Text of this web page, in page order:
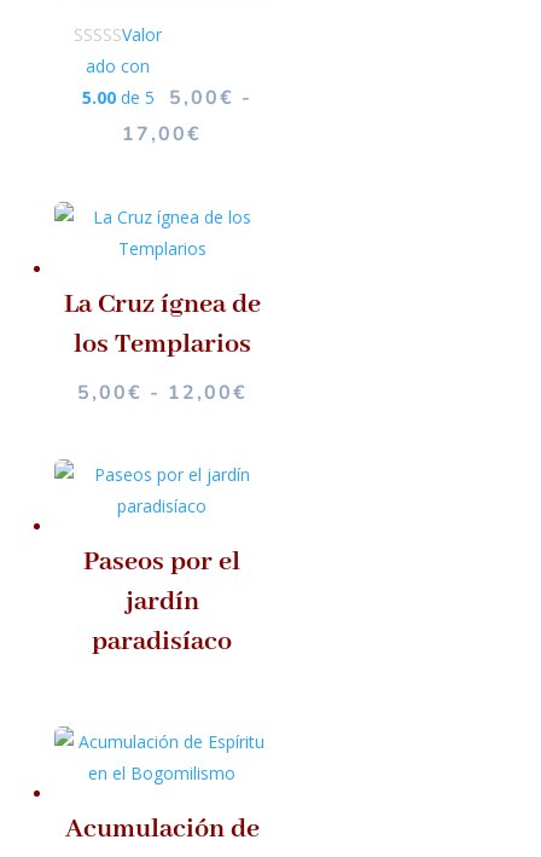
Valor
ado con
5.00de 5 5,00€ -
17,00€
DESDE
5,00€
HASTA
La Cruz ígnea de
los Templarios
5,00€ - 12,00€
DESDE
Paseos por el
jardín
paradisíaco
Acumulación de